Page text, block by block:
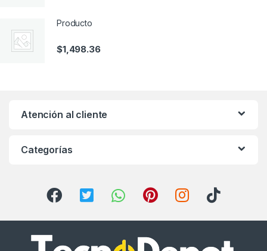
Producto
$1,498.36
Atención al cliente
Categorías